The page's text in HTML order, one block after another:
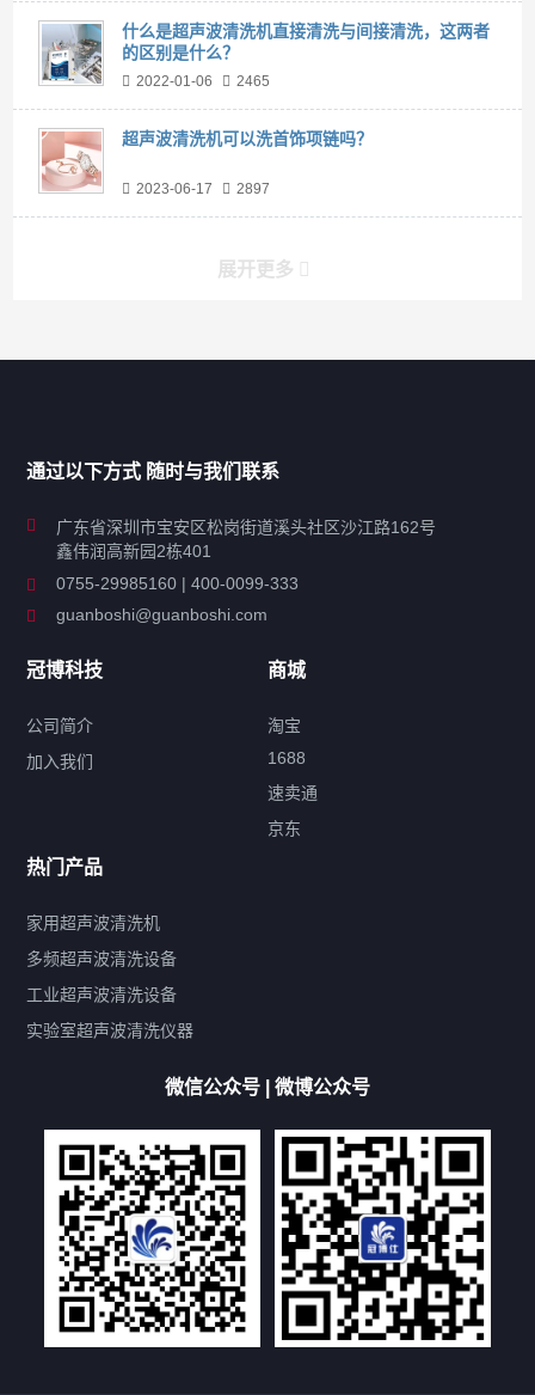
什么是超声波清洗机直接清洗与间接清洗，这两者
的区别是什么？
2022-01-06 2465
超声波清洗机可以洗首饰项链吗？
2023-06-17 2897
展开更多
工业超声波清洗设备
特种超声波洗净产品
超声波配件
产品标签
鼓泡 升降 抛动
带加热
功率可调
双波脱气
机械旋钮系列
厨具清洗机
超声波振板
高尔夫球杆清洗机
大型单槽带过滤系列
全自动/半自动系列
客户定制非标机参考
双槽三槽四槽五槽多槽系列
轮胎清洗机
多频 扫频
文章标签
超声波清洗机定制
超声波清洗机除油污
超声波清洗机除锈
超声波清洗机洗眼镜
通过以下方式 随时与我们联系
广东省深圳市宝安区松岗街道溪头社区沙江路162号
鑫伟润高新园2栋401
0755-29985160 | 400-0099-333
guanboshi@guanboshi.com
冠博科技
公司简介
加入我们
商城
淘宝
1688
速卖通
京东
热门产品
家用超声波清洗机
多频超声波清洗设备
工业超声波清洗设备
实验室超声波清洗仪器
微信公众号 | 微博公众号